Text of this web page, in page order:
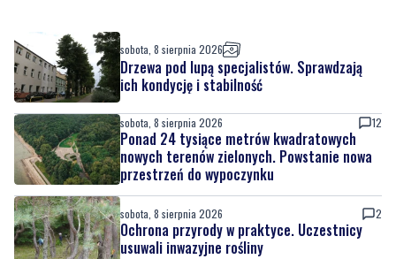
sobota, 8 sierpnia 2026
Drzewa pod lupą specjalistów. Sprawdzają
ich kondycję i stabilność
sobota, 8 sierpnia 2026 12
Ponad 24 tysiące metrów kwadratowych
nowych terenów zielonych. Powstanie nowa
przestrzeń do wypoczynku
sobota, 8 sierpnia 2026 2
Ochrona przyrody w praktyce. Uczestnicy
usuwali inwazyjne rośliny